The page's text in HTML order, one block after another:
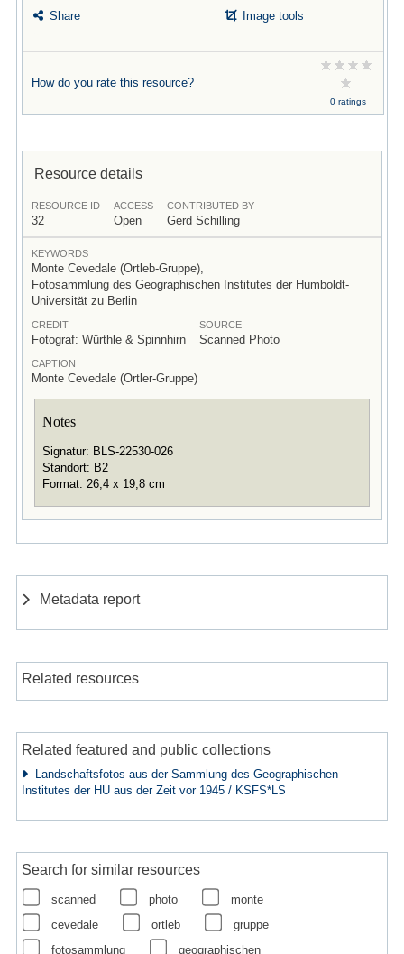
Share Image tools
How do you rate this resource?
0 ratings
Resource details
RESOURCE ID
32
ACCESS
Open
CONTRIBUTED BY
Gerd Schilling
KEYWORDS
Monte Cevedale (Ortleb-Gruppe),
Fotosammlung des Geographischen Institutes der Humboldt-
Universität zu Berlin
CREDIT
Fotograf: Würthle & Spinnhirn
SOURCE
Scanned Photo
CAPTION
Monte Cevedale (Ortler-Gruppe)
Notes
Signatur: BLS-22530-026
Standort: B2
Format: 26,4 x 19,8 cm
Metadata report
Related resources
Related featured and public collections
Landschaftsfotos aus der Sammlung des Geographischen
Institutes der HU aus der Zeit vor 1945 / KSFS*LS
Search for similar resources
scanned photo
monte
cevedale
ortleb
gruppe
fotosammlung
geographischen